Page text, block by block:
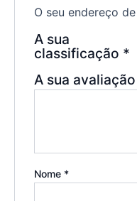
O seu endereço
A sua
classificação *
A sua
Nome *